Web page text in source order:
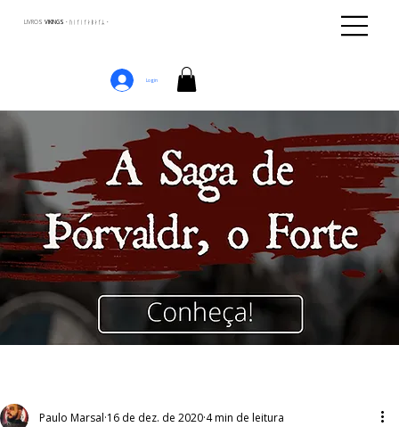
LIVROS VIKINGS · ᚢᛁᚴᛁᚴᛅᛒᛅᚴᛦ ·
Login
Paulo Marsal 16 de dez. de 2020 4 min de leitura